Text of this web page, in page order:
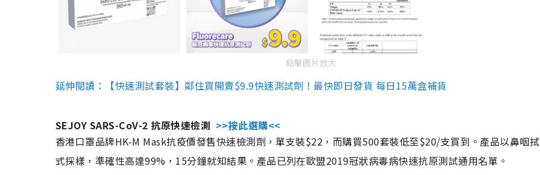
點擊圖片放大
延伸閱讀：【快速測試套裝】鄰住買開賣$9.9快速測試劑！最快即日發貨 每日15萬盒補貨
SEJOY SARS-CoV-2 抗原快速檢測 >>按此選購<<
香港口罩品牌HK-M Mask抗疫價發售快速檢測劑，單支裝$22，而購買500套裝低至$20/支買到。產品以鼻咽
式採樣，準確性高達99%，15分鐘就知結果。產品已列在歐盟2019冠狀病毒病快速抗原測試通用名單。